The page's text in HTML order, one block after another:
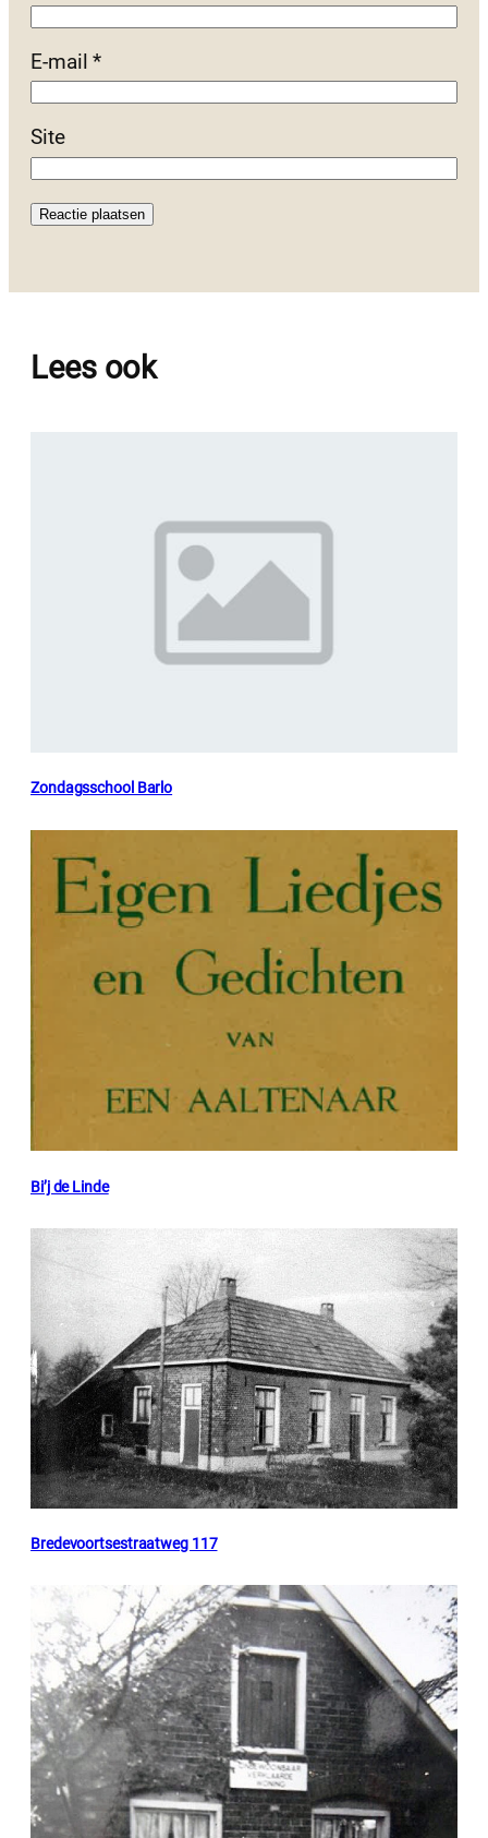
E-mail*
Site
Lees ook
Zondagsschool Barlo
Bi’j de Linde
Bredevoortsestraatweg 117